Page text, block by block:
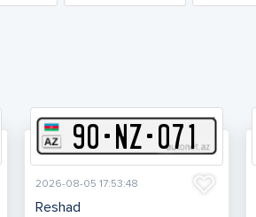
90-NZ-071
2026-08-05 17:53:48
Reshad